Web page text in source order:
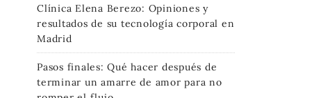
Clínica Elena Berezo: Opiniones y
resultados de su tecnología corporal en
Madrid
Pasos finales: Qué hacer después de
terminar un amarre de amor para no